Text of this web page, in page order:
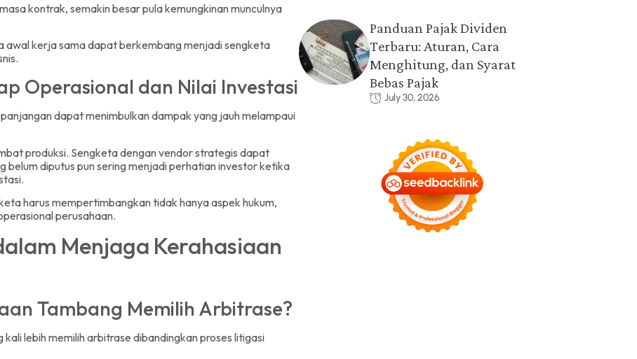
kontrak, semakin besar pula kemungkinan munculnya
awal kerja sama dapat berkembang menjadi sengketa
Operasional dan Nilai Investasi
dapat menimbulkan dampak yang jauh melampaui
produksi. Sengketa dengan vendor strategis dapat
belum diputus pun sering menjadi perhatian investor ketika
harus mempertimbangkan tidak hanya aspek hukum,
perusahaan.
Menjaga Kerahasiaan
Tambang Memilih Arbitrase?
lebih memilih arbitrase dibandingkan proses litigasi
Panduan Pajak Dividen
Terbaru: Aturan, Cara
Menghitung, dan Syarat
Bebas Pajak
July 30, 2026